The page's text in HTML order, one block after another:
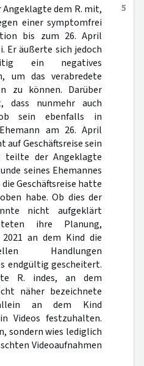
5
dem R. mit,
einer symptomfrei
bis zum 26. April
Er äußerte sich jedoch
ein negatives
um das verabredete
zu können. Darüber
nunmehr auch
sein ebenfalls in
am 26. April
auf Geschäftsreise sein
teilte der Angeklagte
seines Ehemannes
Geschäftsreise hatte
habe. Ob dies der
nicht aufgeklärt
ihre Planung,
an dem Kind die
Handlungen
endgültig gescheitert.
R. indes, an dem
näher bezeichnete
an dem Kind
Videos festzuhalten.
sondern wies lediglich
Videoaufnahmen